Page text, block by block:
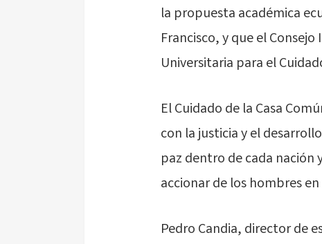
la propuesta académica
Francisco, y que el
Universitaria para el
El Cuidado de la Casa
con la justicia y el
paz dentro de cada
accionar de los hombres
Pedro Candia, director de